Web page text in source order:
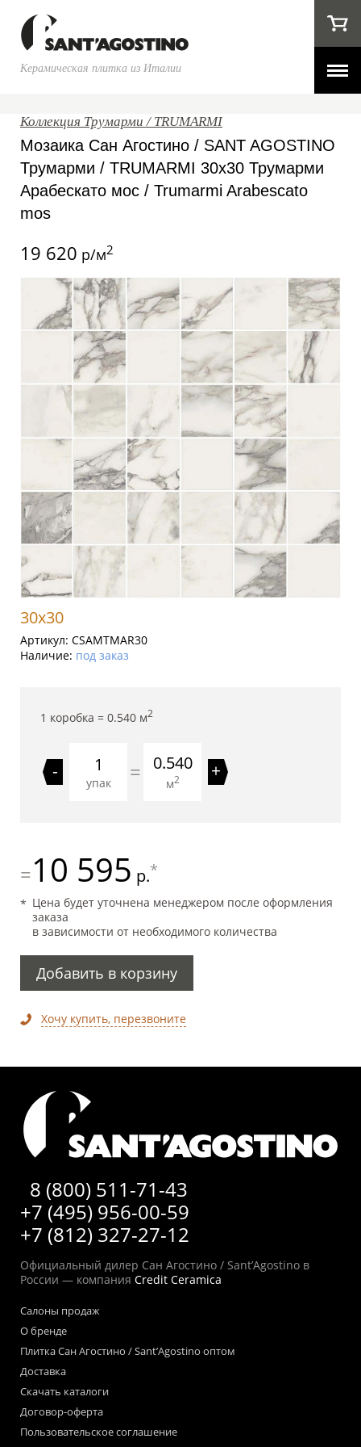
Керамическая плитка из Италии
Коллекция Трумарми / TRUMARMI
Мозаика Сан Агостино / SANT AGOSTINO
Трумарми / TRUMARMI 30x30 Трумарми
Арабескато мос / Trumarmi Arabescato
mos
19 620 р/м2
30x30
Артикул: CSAMTMAR30
Наличие: под заказ
1 коробка = 0.540 м2
-
упак = 0.540
м2 +
=10 595 р.*
Цена будет уточнена менеджером после оформления
заказа
в зависимости от необходимого количества
Добавить в корзину
Хочу купить, перезвоните
8 (800) 511-71-43
+7 (495) 956-00-59
+7 (812) 327-27-12
Официальный дилер Сан Агостино / Sant’Agostino в
России — компания Credit Ceramica
Салоны продаж
О бренде
Плитка Сан Агостино / Sant’Agostino оптом
Доставка
Скачать каталоги
Договор-оферта
Пользовательское соглашение